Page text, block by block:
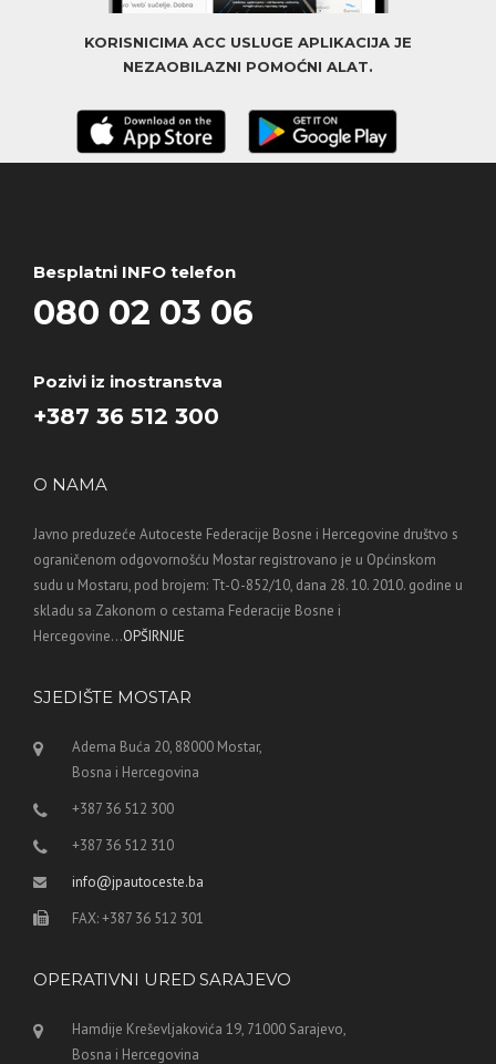
KORISNICIMA ACC USLUGE APLIKACIJA JE
NEZAOBILAZNI POMOĆNI ALAT.
Besplatni INFO telefon
080 02 03 06
Pozivi iz inostranstva
+387 36 512 300
O NAMA
Javno preduzeće Autoceste Federacije Bosne i Hercegovine društvo s
ograničenom odgovornošću Mostar registrovano je u Općinskom
sudu u Mostaru, pod brojem: Tt-O-852/10, dana 28. 10. 2010. godine u
skladu sa Zakonom o cestama Federacije Bosne i
Hercegovine...OPŠIRNIJE
SJEDIŠTE MOSTAR
Adema Buća 20, 88000 Mostar,
Bosna i Hercegovina
+387 36 512 300
+387 36 512 310
info@jpautoceste.ba
FAX: +387 36 512 301
OPERATIVNI URED SARAJEVO
Hamdije Kreševljakovića 19, 71000 Sarajevo,
Bosna i Hercegovina